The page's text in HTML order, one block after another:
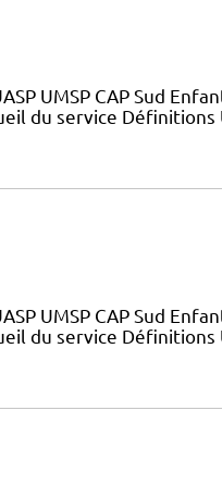
UMSP CAP Sud
du service Définitions
UMSP CAP Sud
du service Définitions